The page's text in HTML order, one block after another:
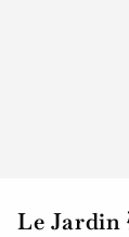
Le Jardin